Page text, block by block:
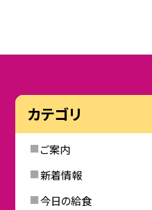
カテゴリ
ご案内
新着情報
今日の給食